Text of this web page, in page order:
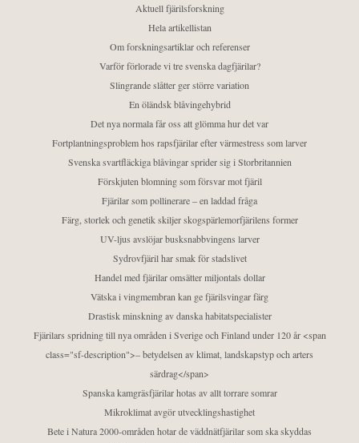
Aktuell fjärilsforskning
Hela artikellistan
Om forskningsartiklar och referenser
Varför förlorade vi tre svenska dagfjärilar?
Slingrande slåtter ger större variation
En öländsk blåvingehybrid
Det nya normala får oss att glömma hur det var
Fortplantningsproblem hos rapsfjärilar efter värmestress som larver
Svenska svartfläckiga blåvingar sprider sig i Storbritannien
Förskjuten blomning som försvar mot fjäril
Fjärilar som pollinerare – en laddad fråga
Färg, storlek och genetik skiljer skogspärlemorfjärilens former
UV-ljus avslöjar busksnabbvingens larver
Sydrovfjäril har smak för stadslivet
Handel med fjärilar omsätter miljontals dollar
Vätska i vingmembran kan ge fjärilsvingar färg
Drastisk minskning av danska habitatspecialister
Fjärilars spridning till nya områden i Sverige och Finland under 120 år <span
class="sf-description">– betydelsen av klimat, landskapstyp och arters
särdrag</span>
Spanska kamgräsfjärilar hotas av allt torrare somrar
Mikroklimat avgör utvecklingshastighet
Bete i Natura 2000-områden hotar de väddnätfjärilar som ska skyddas